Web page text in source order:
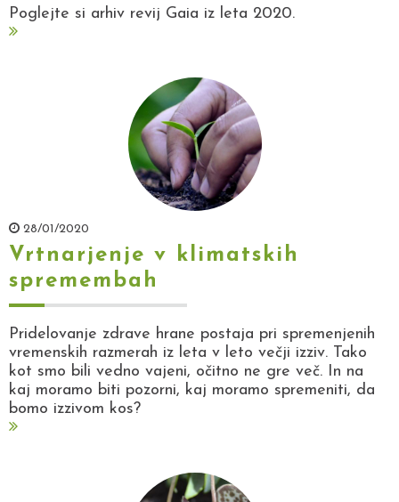
Poglejte si arhiv revij Gaia iz leta 2020.
28/01/2020
Vrtnarjenje v klimatskih
spremembah
Pridelovanje zdrave hrane postaja pri spremenjenih
vremenskih razmerah iz leta v leto večji izziv. Tako
kot smo bili vedno vajeni, očitno ne gre več. In na
kaj moramo biti pozorni, kaj moramo spremeniti, da
bomo izzivom kos?